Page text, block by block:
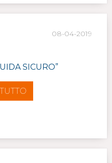
08-04-2019
SICURO”